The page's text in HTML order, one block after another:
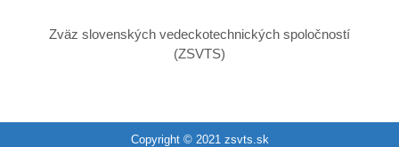
Zväz slovenských vedeckotechnických spoločností
(ZSVTS)
Copyright © 2021 zsvts.sk